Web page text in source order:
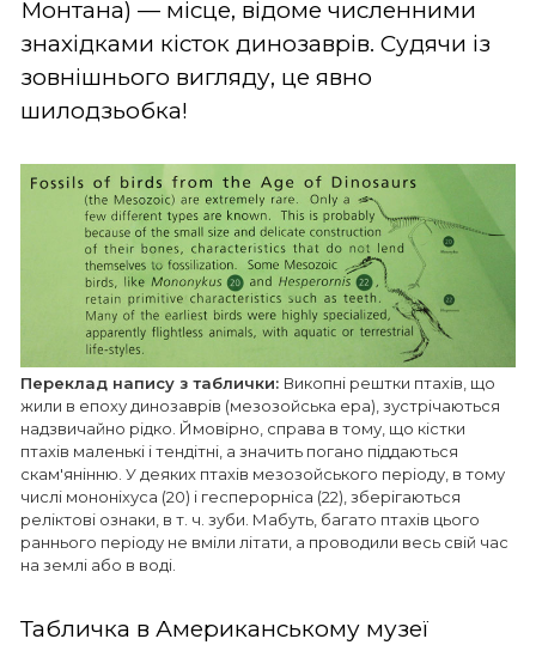
Монтана) — місце, відоме численними
знахідками кісток динозаврів. Судячи із
зовнішнього вигляду, це явно
шилодзьобка!
Переклад напису з таблички: Викопні рештки птахів, що
жили в епоху динозаврів (мезозойська ера), зустрічаються
надзвичайно рідко. Ймовірно, справа в тому, що кістки
птахів маленькі і тендітні, а значить погано піддаються
скам'янінню. У деяких птахів мезозойського періоду, в тому
числі мононіхуса (20) і гесперорніса (22), зберігаються
реліктові ознаки, в т. ч. зуби. Мабуть, багато птахів цього
раннього періоду не вміли літати, а проводили весь свій час
на землі або в воді.
Табличка в Американському музеї